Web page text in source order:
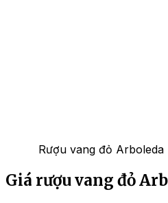
Rượu vang đỏ
Giá rượu vang đỏ